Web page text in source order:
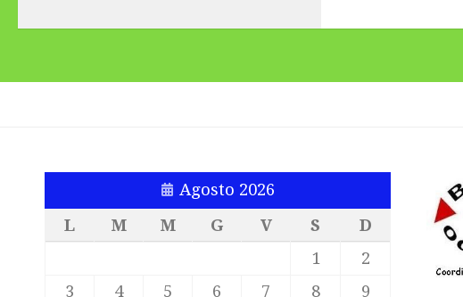
Agosto 2026
L
M M G V S
D
1
2
3
4 5 6 7 8 9